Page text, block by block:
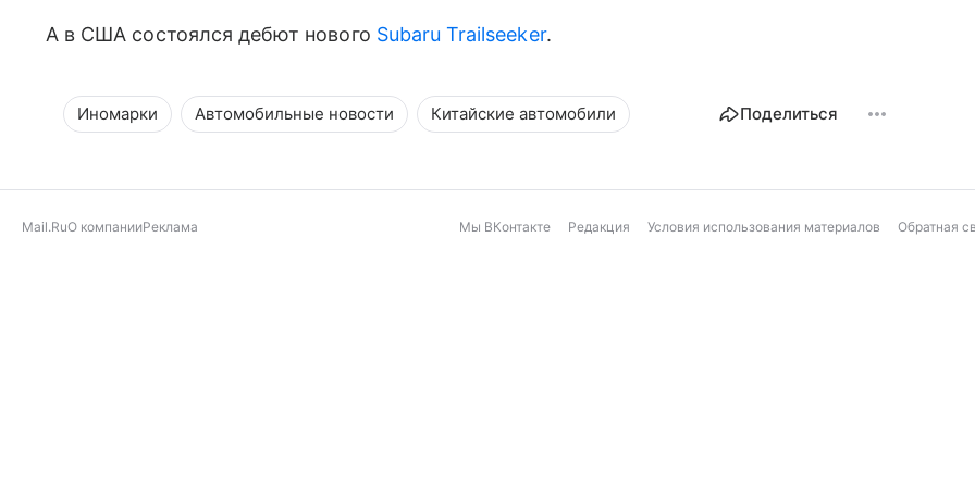
А в США состоялся дебют нового Subaru Trailseeker.
Иномарки Автомобильные новости Китайские автомобили Поделиться
Mail.RuО компанииРеклама Мы ВКонтакте Редакция Условия использования материалов Обратная